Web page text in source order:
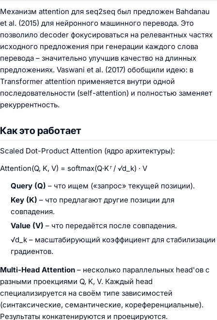
Механизм attention для seq2seq был предложен Bahdanau
et al. (2015) для нейронного машинного перевода. Это
позволило decoder фокусироваться на релевантных частях
исходного предложения при генерации каждого слова
перевода – значительно улучшив качество на длинных
предложениях. Vaswani et al. (2017) обобщили идею: в
Transformer attention применяется внутри одной
последовательности (self-attention) и полностью заменяет
рекуррентность.
Как это работает
Scaled Dot-Product Attention (ядро архитектуры):
Attention(Q, K, V) = softmax(Q·Kᵀ / √d_k) · V
Query (Q) – что ищем («запрос» текущей позиции).
Key (K) – что предлагают другие позиции для
совпадения.
Value (V) – что передаётся после совпадения.
√d_k – масштабирующий коэффициент для стабилизации
градиентов.
Multi-Head Attention – несколько параллельных head'ов с
разными проекциями Q, K, V. Каждый head
специализируется на своём типе зависимостей
(синтаксические, семантические, кореференциальные).
Результаты конкатенируются и проецируются.